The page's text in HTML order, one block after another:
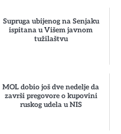
Supruga ubijenog na Senjaku
ispitana u Višem javnom
tužilaštvu
MOL dobio još dve nedelje da
završi pregovore o kupovini
ruskog udela u NIS